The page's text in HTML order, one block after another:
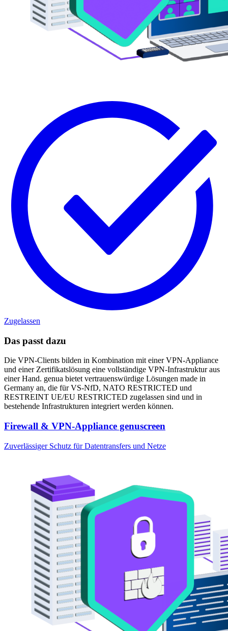
Zugelassen
Das passt dazu
Die VPN-Clients bilden in Kombination mit einer VPN-Appliance
und einer Zertifikatslösung eine vollständige VPN-Infrastruktur aus
einer Hand. genua bietet vertrauenswürdige Lösungen made in
Germany an, die für VS-NfD, NATO RESTRICTED und
RESTREINT UE/EU RESTRICTED zugelassen sind und in
bestehende Infrastrukturen integriert werden können.
Firewall & VPN-Appliance genuscreen
Zuverlässiger Schutz für Datentransfers und Netze